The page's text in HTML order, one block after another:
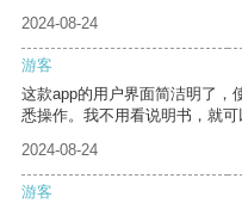
2024-08-24
游客
这款app的用户界面简洁明了，
悉操作。我不用看说明书，就可
2024-08-24
游客